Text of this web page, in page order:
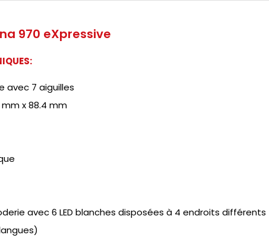
970 eXpressive
avec 7 aiguilles
mm x 88.4 mm
avec 6 LED blanches disposées à 4 endroits différents